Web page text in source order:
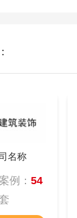
名称
案例：54